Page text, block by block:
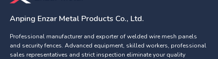
Anping Enzar Metal Products Co., Ltd.
Professional manufacturer and exporter of welded wire mesh panels
and security fences. Advanced equipment, skilled workers, professional
sales representatives and strict inspection eliminate your quality